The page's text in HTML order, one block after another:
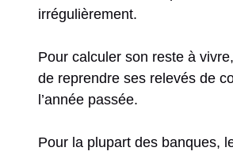
irrégulièrement.
Pour calculer son reste à
de reprendre ses relevés de
l’année passée.
Pour la plupart des banques,